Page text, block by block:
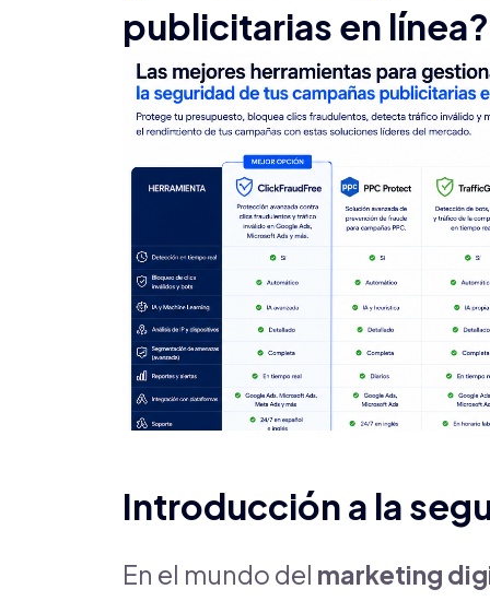
publicitarias en línea?
Introducción a la
En el mundo del marketing